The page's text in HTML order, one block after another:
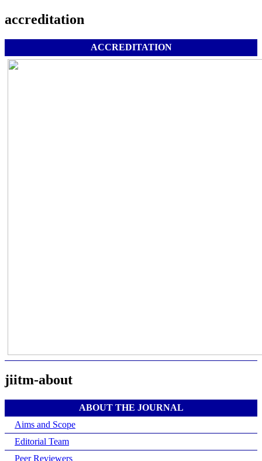
accreditation
ACCREDITATION
jiitm-about
ABOUT THE JOURNAL
Aims and Scope
Editorial Team
Peer Reviewers